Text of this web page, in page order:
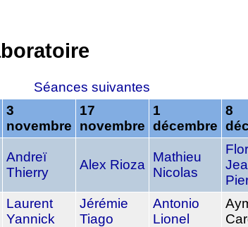
Séances suivantes
3
novembre
17
novembre
1
décembre
8
Andreï
Thierry
Alex Rioza
Mathieu
Nicolas
Laurent
Yannick
Jérémie
Tiago
Antonio
Lionel